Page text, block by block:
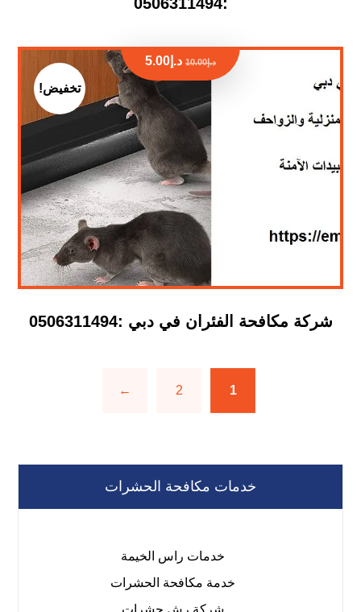
شركة مكافحة الفئران في دبي :0506311494
د.إ10.00 د.إ 5.00
تخفيض!
1
2
←
خدمات مكافحة الحشرات
خدمات راس الخيمة
خدمة مكافحة الحشرات